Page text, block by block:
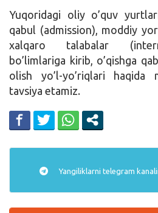
Yuqoridagi oliy o’quv
qabul (admission), moddiy
xalqaro talabalar
bo’limlariga kirib, o’qishga
olish yo’l-yo’riqlari haqida
tavsiya etamiz.
Yangiliklarni telegram